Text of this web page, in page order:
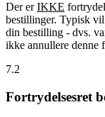
Der erIKKE
bestillinger. Typisk vil
din bestilling - dvs.
ikke annullere denne
7.2
Fortrydelsesret